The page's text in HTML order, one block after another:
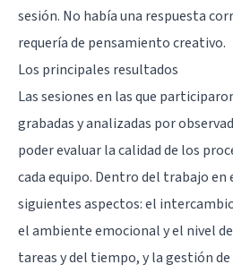
sesión. No había una respuesta
requería de pensamiento creativo.
Los principales resultados
Las sesiones en las que
grabadas y analizadas por
poder evaluar la calidad de los
cada equipo. Dentro del trabajo en
siguientes aspectos: el
el ambiente emocional y el nivel
tareas y del tiempo, y la gestión